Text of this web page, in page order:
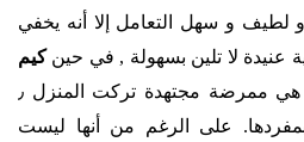
و سهل التعامل إلا أنه يخفي
عنيدة لا تلين بسهولة , في حينكيم
) هي ممرضة مجتهدة تركت المنزل ٫
على الرغم من أنها ليست